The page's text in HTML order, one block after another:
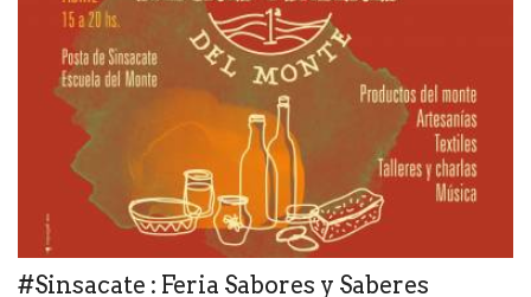
#Sinsacate : Feria Sabores y Saberes